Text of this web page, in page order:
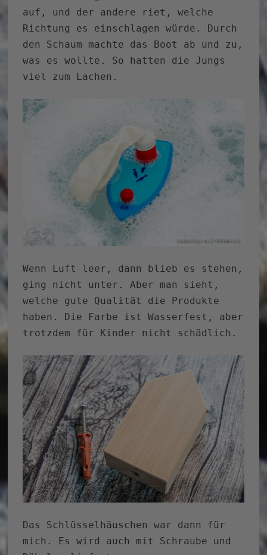
auf, und der andere riet, welche
Richtung es einschlagen würde. Durch
den Schaum machte das Boot ab und zu,
was es wollte. So hatten die Jungs
viel zum Lachen.
Wenn Luft leer, dann blieb es stehen,
ging nicht unter. Aber man sieht,
welche gute Qualität die Produkte
haben. Die Farbe ist Wasserfest, aber
trotzdem für Kinder nicht schädlich.
Das Schlüsselhäuschen war dann für
mich. Es wird auch mit Schraube und